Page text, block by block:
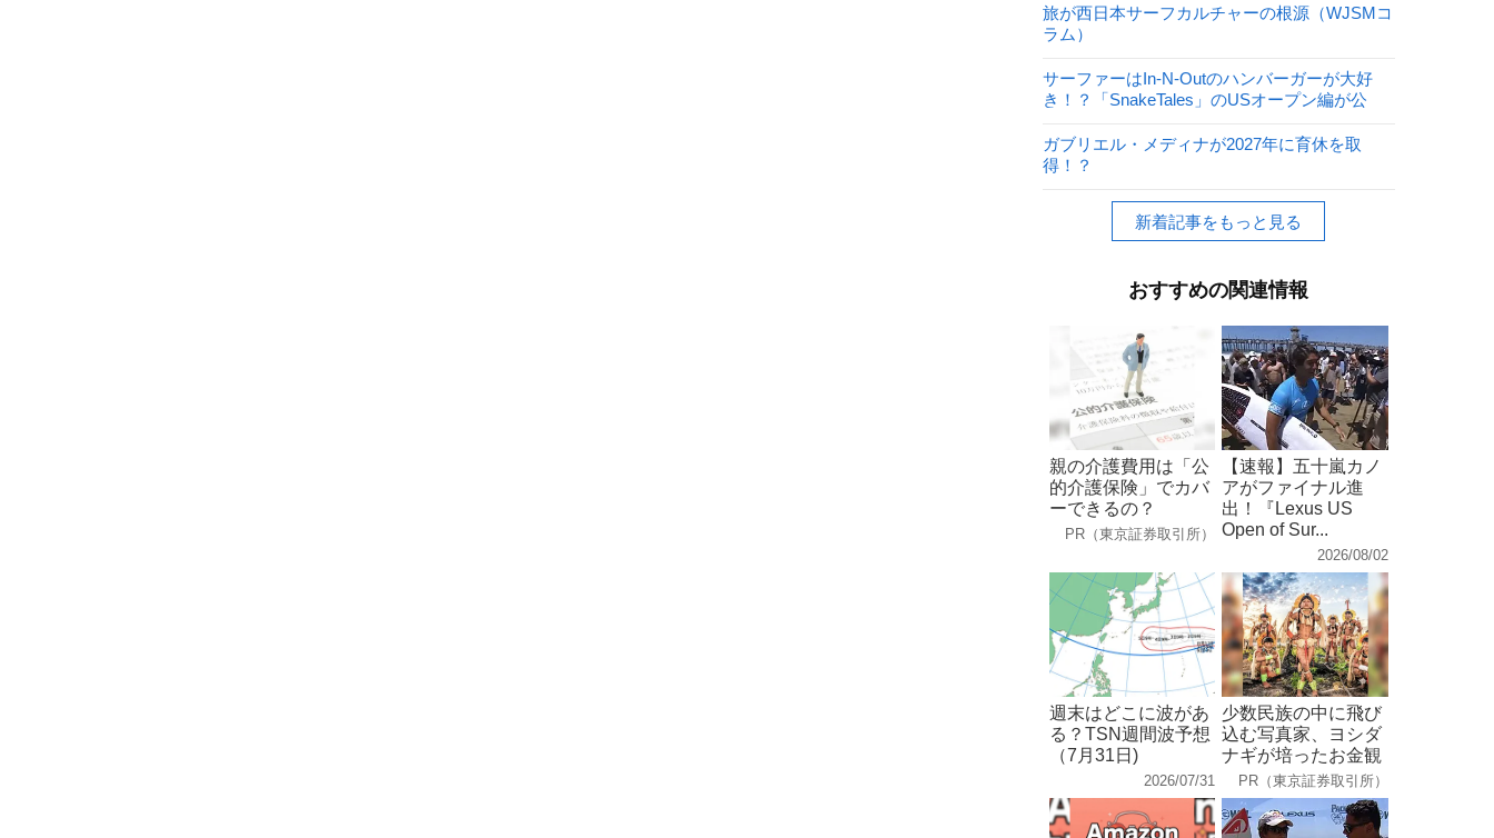
旅が西日本サーフカルチャーの根源（WJSMコ
ラム）
サーファーはIn-N-Outのハンバーガーが大好
き！？「SnakeTales」のUSオープン編が公
ガブリエル・メディナが2027年に育休を取
得！？
新着記事をもっと見る
おすすめの関連情報
親の介護費用は「公
的介護保険」でカバ
ーできるの？
PR（東京証券取引所）
【速報】五十嵐カノ
アがファイナル進
出！『Lexus US
Open of Sur...
2026/08/02
週末はどこに波があ
る？TSN週間波予想
（7月31日)
2026/07/31
少数民族の中に飛び
込む写真家、ヨシダ
ナギが培ったお金観
PR（東京証券取引所）